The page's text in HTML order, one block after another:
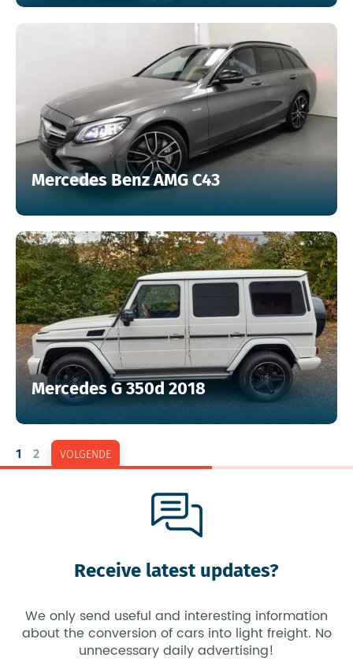
Mercedes Benz AMG C43
Mercedes G 350d 2018
1 2 VOLGENDE
Receive latest updates?
We only send useful and interesting information
about the conversion of cars into light freight. No
unnecessary daily advertising!